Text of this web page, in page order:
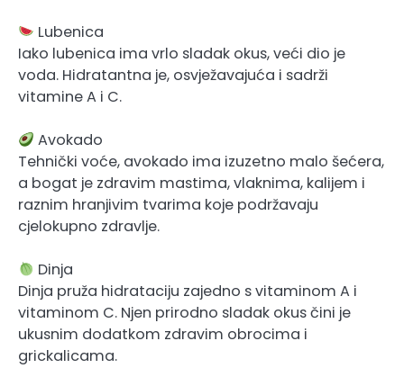
Lubenica
Iako lubenica ima vrlo sladak okus, veći dio je
voda. Hidratantna je, osvježavajuća i sadrži
vitamine A i C.
Avokado
Tehnički voće, avokado ima izuzetno malo šećera,
a bogat je zdravim mastima, vlaknima, kalijem i
raznim hranjivim tvarima koje podržavaju
cjelokupno zdravlje.
Dinja
Dinja pruža hidrataciju zajedno s vitaminom A i
vitaminom C. Njen prirodno sladak okus čini je
ukusnim dodatkom zdravim obrocima i
grickalicama.